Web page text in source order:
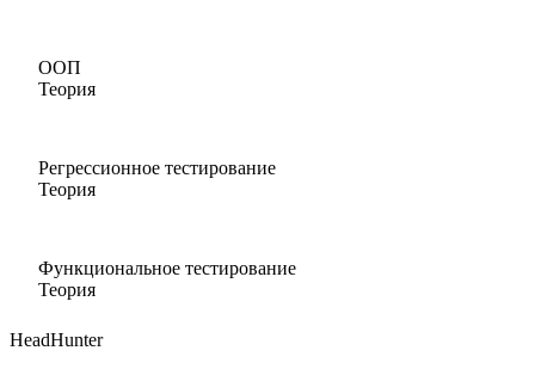
ООП
Теория
Регрессионное тестирование
Теория
Функциональное тестирование
Теория
HeadHunter